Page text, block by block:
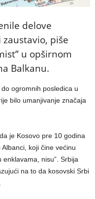
delove
piše
u opširnom
Balkanu.
ogromnih posledica u
bilo umanjivanje značaja
je Kosovo pre 10 godina
koji čine većinu
enklavama, nisu”. Srbija
na to da kosovski Srbi